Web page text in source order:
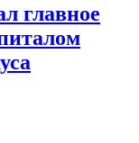
главное